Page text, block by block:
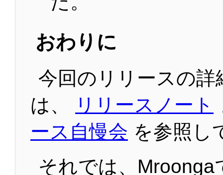
おわりに
今回のリリースの詳
は、
リリースノート
ース自慢会 を参照し
それでは、Mroonga